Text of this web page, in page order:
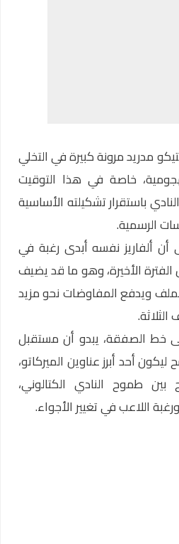
مدريد مرونة كبيرة في التخلي
خاصة في هذا التوقيت
باستقرار تشكيلته الأساسية
الرسمية.
أن ألفاريز نفسه أبدى رغبة في
الأخيرة، وهو ما قد يضيف
ويدفع المفاوضات نحو مزيد
خط الصفقة، يبدو أن مستقبل
ليكون أحد أبرز عناوين الميركاتو،
طموح النادي الكتالوني،
اللاعب في تغيير الأجواء.